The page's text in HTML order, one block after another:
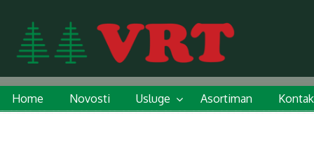
Home Novosti Usluge Asortiman